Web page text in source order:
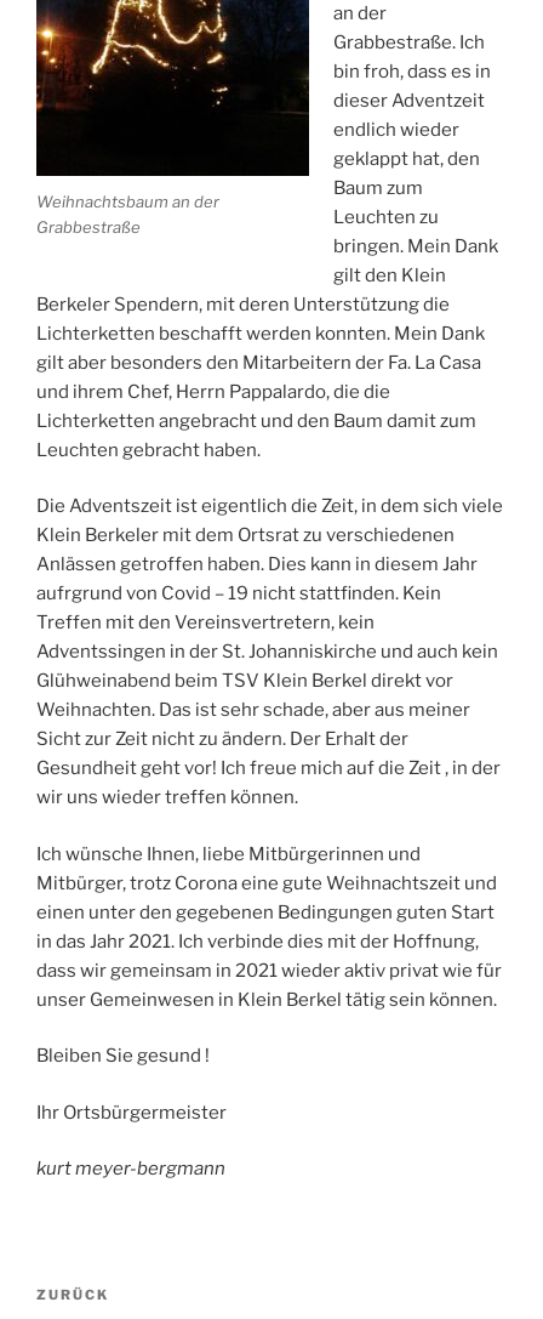
Weihnachtsbaum an der
Grabbestraße
an der
Grabbestraße. Ich
bin froh, dass es in
dieser Adventzeit
endlich wieder
geklappt hat, den
Baum zum
Leuchten zu
bringen. Mein Dank
gilt den Klein
Berkeler Spendern, mit deren Unterstützung die
Lichterketten beschafft werden konnten. Mein Dank
gilt aber besonders den Mitarbeitern der Fa. La Casa
und ihrem Chef, Herrn Pappalardo, die die
Lichterketten angebracht und den Baum damit zum
Leuchten gebracht haben.
Die Adventszeit ist eigentlich die Zeit, in dem sich viele
Klein Berkeler mit dem Ortsrat zu verschiedenen
Anlässen getroffen haben. Dies kann in diesem Jahr
aufrgrund von Covid – 19 nicht stattfinden. Kein
Treffen mit den Vereinsvertretern, kein
Adventssingen in der St. Johanniskirche und auch kein
Glühweinabend beim TSV Klein Berkel direkt vor
Weihnachten. Das ist sehr schade, aber aus meiner
Sicht zur Zeit nicht zu ändern. Der Erhalt der
Gesundheit geht vor! Ich freue mich auf die Zeit , in der
wir uns wieder treffen können.
Ich wünsche Ihnen, liebe Mitbürgerinnen und
Mitbürger, trotz Corona eine gute Weihnachtszeit und
einen unter den gegebenen Bedingungen guten Start
in das Jahr 2021. Ich verbinde dies mit der Hoffnung,
dass wir gemeinsam in 2021 wieder aktiv privat wie für
unser Gemeinwesen in Klein Berkel tätig sein können.
Bleiben Sie gesund !
Ihr Ortsbürgermeister
kurt meyer-bergmann
Beitragsnavigation
Vorheriger
ZURÜCK